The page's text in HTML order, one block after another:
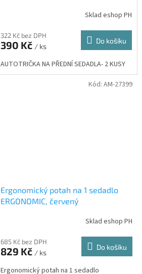
Sklad eshop PH
322 Kč bez DPH
390 Kč / ks
Do košíku
AUTOTRIČKA NA PŘEDNÍ SEDADLA- 2 KUSY
Ergonomický potah na 1 sedadlo
ERGONOMIC, červený
Sklad eshop PH
685 Kč bez DPH
829 Kč / ks
Do košíku
Ergonomický potah na 1 sedadlo
Kód: AM-27399